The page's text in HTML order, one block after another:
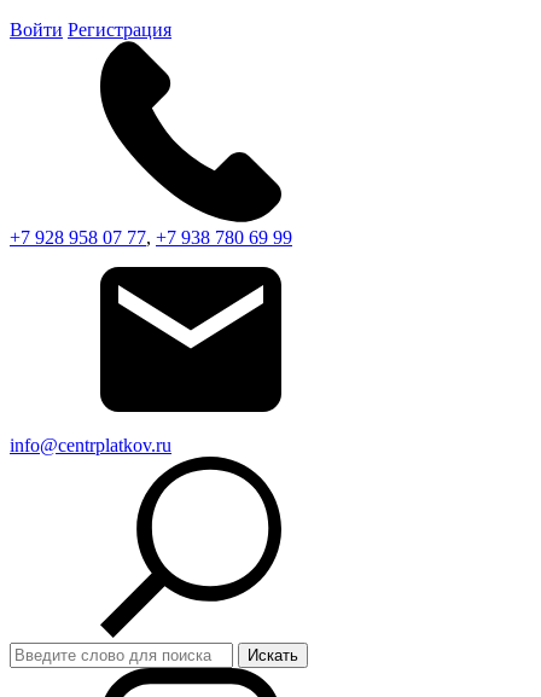
Войти Регистрация
+7 928 958 07 77, +7 938 780 69 99
info@centrplatkov.ru